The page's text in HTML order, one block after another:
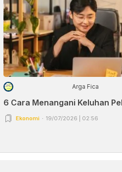
Arga Fica
6 Cara Menangani Keluhan
Ekonomi 19/07/2026 | 02:56